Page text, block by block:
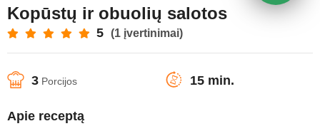
Kopūstų ir obuolių salotos
5 (1 įvertinimai)
3 Porcijos 15 min.
Apie receptą